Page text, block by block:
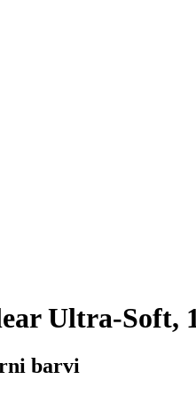
Ultra-Soft,
barvi